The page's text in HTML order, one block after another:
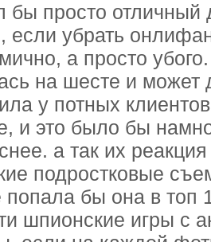
бы просто отличный
если убрать
а просто
на шесте и может
у потных
и это было бы
а так их
подростковые
попала бы она в топ
шпионские игры с